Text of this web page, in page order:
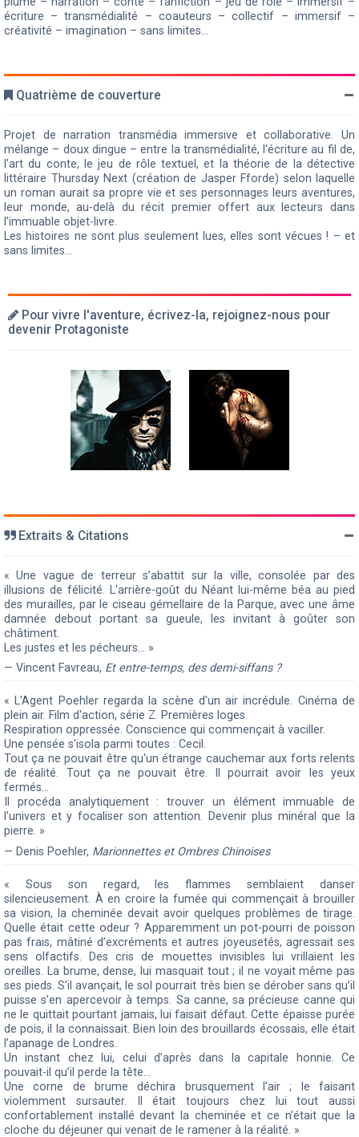
écriture – transmédialité – coauteurs – collectif – immersif –
créativité – imagination – sans limites...
Quatrième de couverture
Projet de narration transmédia immersive et collaborative. Un
mélange – doux dingue – entre la transmédialité, l'écriture au fil de,
l'art du conte, le jeu de rôle textuel, et la théorie de la détective
littéraire Thursday Next (création de Jasper Fforde) selon laquelle
un roman aurait sa propre vie et ses personnages leurs aventures,
leur monde, au-delà du récit premier offert aux lecteurs dans
l'immuable objet-livre.
Les histoires ne sont plus seulement lues, elles sont vécues ! – et
sans limites...
Pour vivre l'aventure, écrivez-la, rejoignez-nous pour
devenir Protagoniste
Extraits & Citations
« Une vague de terreur s’abattit sur la ville, consolée par des
illusions de félicité. L'arrière-goût du Néant lui-même béa au pied
des murailles, par le ciseau gémellaire de la Parque, avec une âme
damnée debout portant sa gueule, les invitant à goûter son
châtiment.
Les justes et les pécheurs… »
— Vincent Favreau, Et entre-temps, des demi-siffans ?
« L'Agent Poehler regarda la scène d'un air incrédule. Cinéma de
plein air. Film d'action, série Z. Premières loges.
Respiration oppressée. Conscience qui commençait à vaciller.
Une pensée s'isola parmi toutes : Cecil.
Tout ça ne pouvait être qu'un étrange cauchemar aux forts relents
de réalité. Tout ça ne pouvait être. Il pourrait avoir les yeux
fermés...
Il procéda analytiquement : trouver un élément immuable de
l'univers et y focaliser son attention. Devenir plus minéral que la
pierre. »
— Denis Poehler, Marionnettes et Ombres Chinoises
« Sous son regard, les flammes semblaient danser
silencieusement. À en croire la fumée qui commençait à brouiller
sa vision, la cheminée devait avoir quelques problèmes de tirage.
Quelle était cette odeur ? Apparemment un pot-pourri de poisson
pas frais, mâtiné d’excréments et autres joyeusetés, agressait ses
sens olfactifs. Des cris de mouettes invisibles lui vrillaient les
oreilles. La brume, dense, lui masquait tout ; il ne voyait même pas
ses pieds. S’il avançait, le sol pourrait très bien se dérober sans qu’il
puisse s’en apercevoir à temps. Sa canne, sa précieuse canne qui
ne le quittait pourtant jamais, lui faisait défaut. Cette épaisse purée
de pois, il la connaissait. Bien loin des brouillards écossais, elle était
l’apanage de Londres.
Un instant chez lui, celui d’après dans la capitale honnie. Ce
pouvait-il qu’il perde la tête…
Une corne de brume déchira brusquement l’air ; le faisant
violemment sursauter. Il était toujours chez lui tout aussi
confortablement installé devant la cheminée et ce n’était que la
cloche du déjeuner qui venait de le ramener à la réalité. »